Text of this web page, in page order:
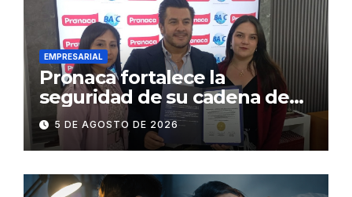
EMPRESARIAL
Pronaca fortalece la
seguridad de su cadena de
suministro con certificación
BASC en dos plantas
5 DE AGOSTO DE 2026